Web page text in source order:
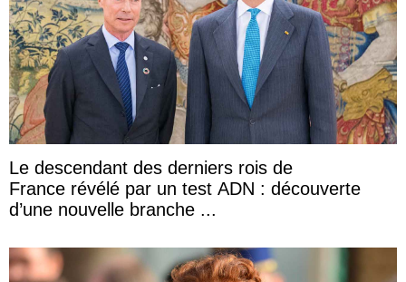
Le descendant des derniers rois de
France révélé par un test ADN : découverte
d’une nouvelle branche ...